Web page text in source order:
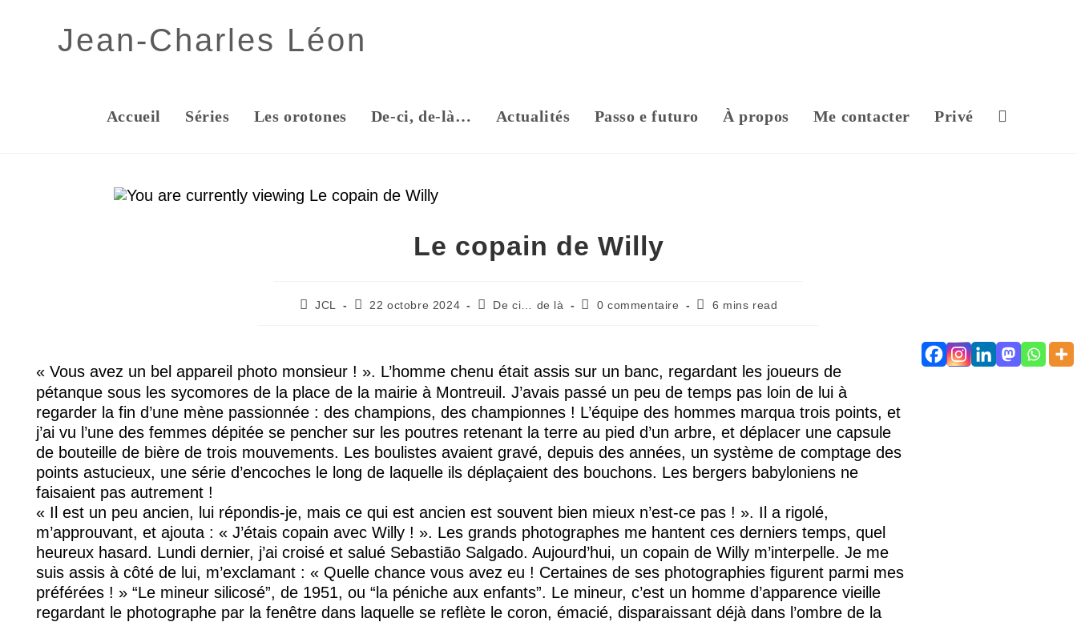
Jean-Charles Léon
Accueil Séries Les orotones De-ci, de-là… Actualités Passo e futuro À propos Me contacter Privé
Le copain de Willy
JCL 22 octobre 2024 De ci… de là 0 commentaire 6 mins read
« Vous avez un bel appareil photo monsieur ! ». L’homme chenu était assis sur un banc, regardant les joueurs de
pétanque sous les sycomores de la place de la mairie à Montreuil. J’avais passé un peu de temps pas loin de lui à
regarder la fin d’une mène passionnée : des champions, des championnes ! L’équipe des hommes marqua trois points, et
j’ai vu l’une des femmes dépitée se pencher sur les poutres retenant la terre au pied d’un arbre, et déplacer une capsule
de bouteille de bière de trois mouvements. Les boulistes avaient gravé, depuis des années, un système de comptage des
points astucieux, une série d’encoches le long de laquelle ils déplaçaient des bouchons. Les bergers babyloniens ne
faisaient pas autrement !
« Il est un peu ancien, lui répondis-je, mais ce qui est ancien est souvent bien mieux n’est-ce pas ! ». Il a rigolé,
m’approuvant, et ajouta : « J’étais copain avec Willy ! ». Les grands photographes me hantent ces derniers temps, quel
heureux hasard. Lundi dernier, j’ai croisé et salué Sebastião Salgado. Aujourd’hui, un copain de Willy m’interpelle. Je me
suis assis à côté de lui, m’exclamant : « Quelle chance vous avez eu ! Certaines de ses photographies figurent parmi mes
préférées ! » “Le mineur silicosé”, de 1951, ou “la péniche aux enfants”. Le mineur, c’est un homme d’apparence vieille
regardant le photographe par la fenêtre dans laquelle se reflète le coron, émacié, disparaissant déjà dans l’ombre de la